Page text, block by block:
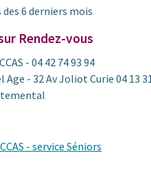
6 derniers mois
Rendez-vous
- 04 42 74 93 94
Age - 32 Av Joliot Curie 04 13
- service Séniors